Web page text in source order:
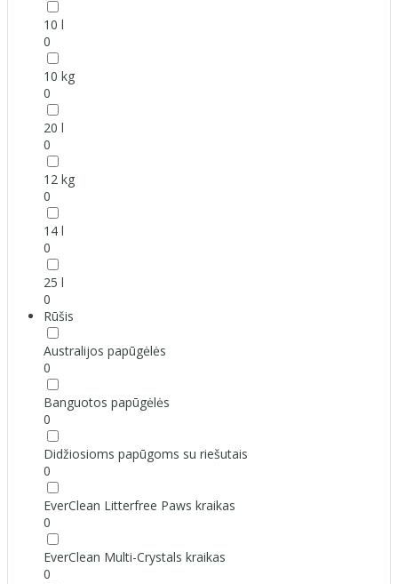
10 l
0
10 kg
0
20 l
0
12 kg
0
14 l
0
25 l
0
Rūšis
Australijos papūgėlės
0
Banguotos papūgėlės
0
Didžiosioms papūgoms su riešutais
0
EverClean Litterfree Paws kraikas
0
EverClean Multi-Crystals kraikas
0